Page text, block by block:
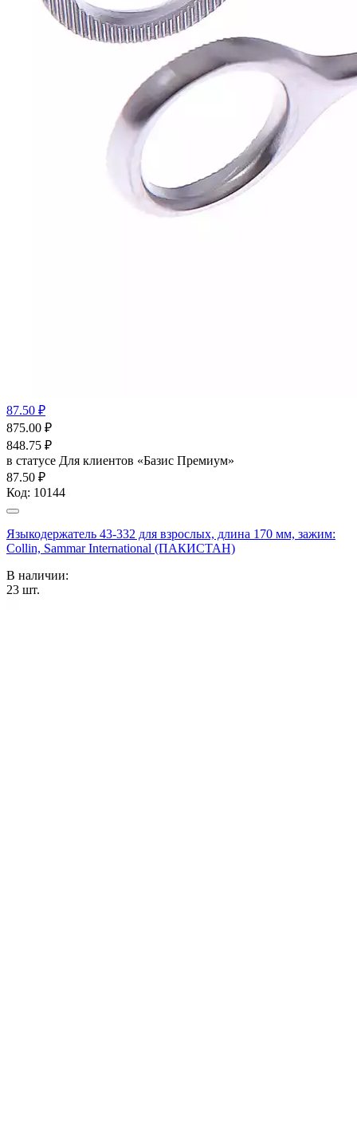
87.50 ₽
875.00 ₽
848.75 ₽
в статусе Для клиентов «Базис Премиум»
87.50 ₽
Код: 10144
Языкодержатель 43-332 для взрослых, длина 170 мм, зажим:
Collin, Sammar International (ПАКИСТАН)
В наличии:
23 шт.